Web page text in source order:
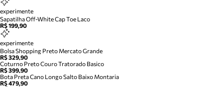
experimente
Sapatilha Off-White Cap Toe Laco
R$ 199,90
experimente
Bolsa Shopping Preto Mercato Grande
R$ 329,90
Coturno Preto Couro Tratorado Basico
R$ 399,90
Bota Preta Cano Longo Salto Baixo Montaria
R$ 479,90